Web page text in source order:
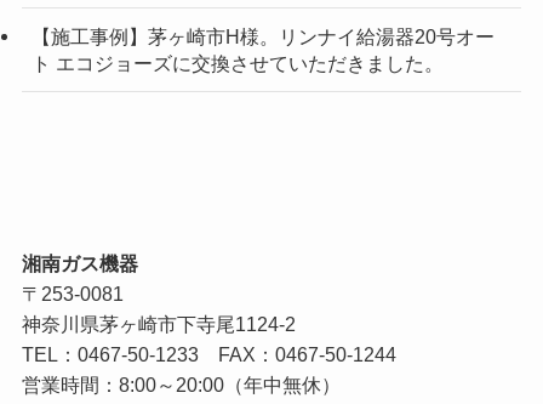
【施工事例】茅ヶ崎市H様。リンナイ給湯器20号オー
ト エコジョーズに交換させていただきました。
湘南ガス機器
〒253-0081
神奈川県茅ヶ崎市下寺尾1124-2
TEL： 0467-50-1233FAX：0467-50-1244
営業時間：8:00～20:00（年中無休）